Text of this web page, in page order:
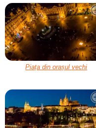
Piața din orașul vechi